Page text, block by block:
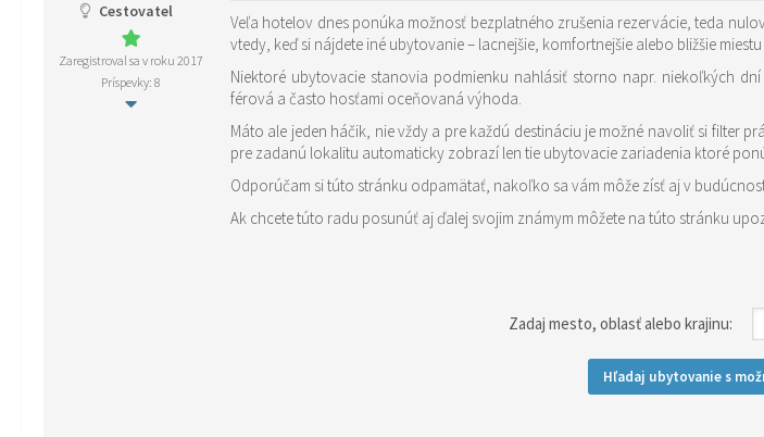
Cestovatel
Zaregistroval sa v roku 2017
Príspevky: 8
Veľa hotelov dnes ponúka možnosť bezplatného zrušenia rezervácie, teda
vtedy, keď si nájdete iné ubytovanie – lacnejšie, komfortnejšie alebo bližšie
Niektoré ubytovacie stanovia podmienku nahlásiť storno napr. niekoľkých
férová a často hosťami oceňovaná výhoda.
Máto ale jeden háčik, nie vždy a pre každú destináciu je možné navoliť si
pre zadanú lokalitu automaticky zobrazí len tie ubytovacie zariadenia ktoré
Odporúčam si túto stránku odpamätať, nakoľko sa vám môže zísť aj v
Ak chcete túto radu posunúť aj ďalej svojim známym môžete na túto stránku
Zadaj mesto, oblasť alebo krajinu:
Hľadaj ubytovanie s